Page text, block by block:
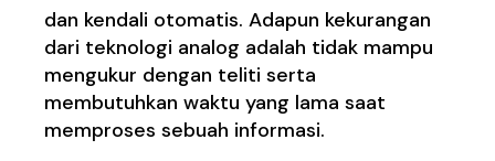
dan kendali otomatis. Adapun kekurangan
dari teknologi analog adalah tidak mampu
mengukur dengan teliti serta
membutuhkan waktu yang lama saat
memproses sebuah informasi.